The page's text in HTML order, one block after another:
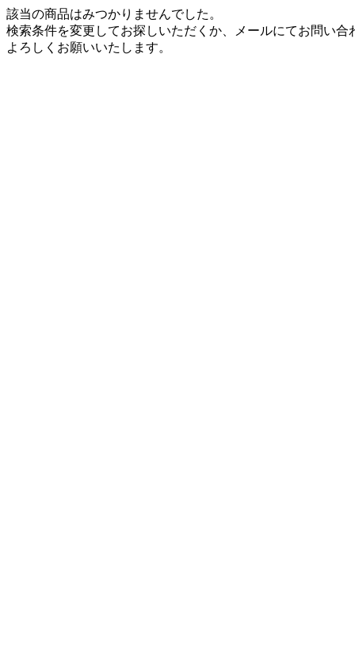
該当の商品はみつかりませんでした。
検索条件を変更してお探しいただくか、メールにてお問い合
よろしくお願いいたします。